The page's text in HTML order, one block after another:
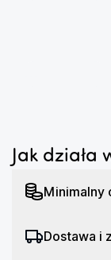
Jak działa
Minimalny
Dostawa i